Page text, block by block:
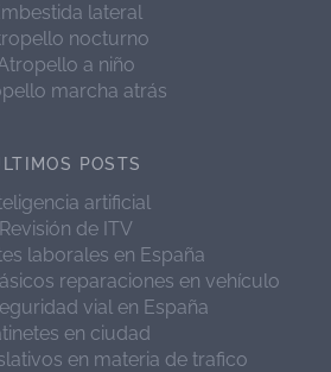
lateral
nocturno
a niño
marcha atrás
POSTS
artificial
Revisión de ITV
laborales en España
reparaciones en vehículo
vial en España
en ciudad
en materia de trafico